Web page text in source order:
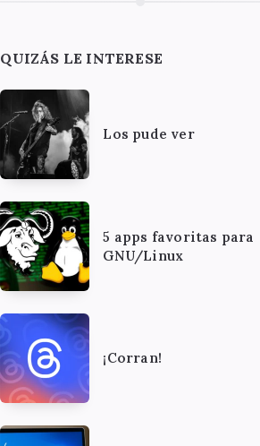
QUIZÁS LE INTERESE
Los pude ver
5 apps favoritas para
GNU/Linux
¡Corran!